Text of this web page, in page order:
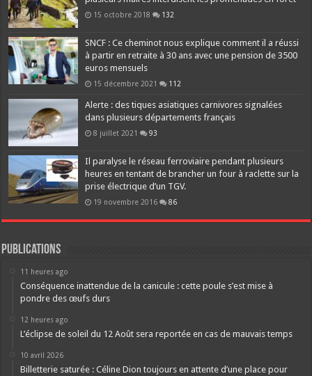
15 octobre 2018 132
SNCF : Ce cheminot nous explique comment il a réussi
à partir en retraite à 30 ans avec une pension de 3500
euros mensuels
15 décembre 2021 112
Alerte : des tiques asiatiques carnivores signalées
dans plusieurs départements français
8 juillet 2021 93
Il paralyse le réseau ferroviaire pendant plusieurs
heures en tentant de brancher un four à raclette sur la
prise électrique d’un TGV.
19 novembre 2016 86
Publications
11 heures ago
Conséquence inattendue de la canicule : cette poule s’est mise à
pondre des œufs durs
12 heures ago
L’éclipse de soleil du 12 Août sera reportée en cas de mauvais temps
10 avril 2026
Billetterie saturée : Céline Dion toujours en attente d’une place pour